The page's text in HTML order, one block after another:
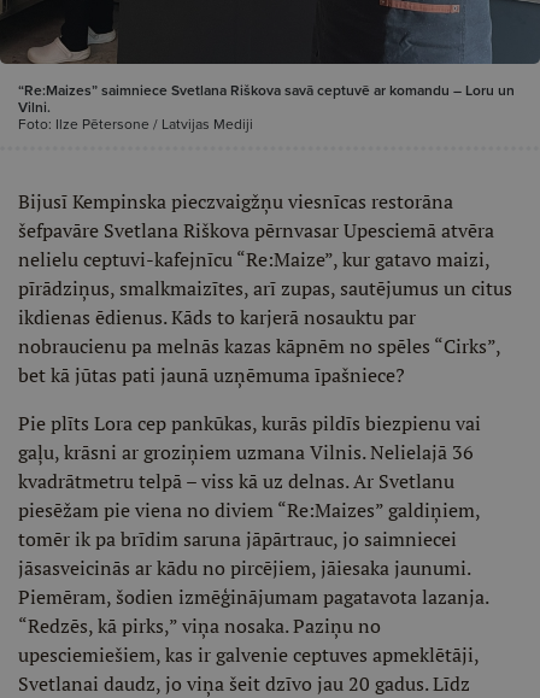
“Re:Maizes” saimniece Svetlana Riškova savā ceptuvē ar komandu – Loru un
Vilni.
Foto: Ilze Pētersone / Latvijas Mediji
Bijusī Kempinska pieczvaigžņu viesnīcas restorāna
šefpavāre Svetlana Riškova pērnvasar Upesciemā atvēra
nelielu ceptuvi-kafejnīcu “Re:Maize”, kur gatavo maizi,
pīrādziņus, smalkmaizītes, arī zupas, sautējumus un citus
ikdienas ēdienus. Kāds to karjerā nosauktu par
nobraucienu pa melnās kazas kāpnēm no spēles “Cirks”,
bet kā jūtas pati jaunā uzņēmuma īpašniece?
Pie plīts Lora cep pankūkas, kurās pildīs biezpienu vai
gaļu, krāsni ar groziņiem uzmana Vilnis. Nelielajā 36
kvadrātmetru telpā – viss kā uz delnas. Ar Svetlanu
piesēžam pie viena no diviem “Re:Maizes” galdiņiem,
tomēr ik pa brīdim saruna jāpārtrauc, jo saimniecei
jāsasveicinās ar kādu no pircējiem, jāiesaka jaunumi.
Piemēram, šodien izmēģinājumam pagatavota lazanja.
“Redzēs, kā pirks,” viņa nosaka. Paziņu no
upesciemiešiem, kas ir galvenie ceptuves apmeklētāji,
Svetlanai daudz, jo viņa šeit dzīvo jau 20 gadus. Līdz